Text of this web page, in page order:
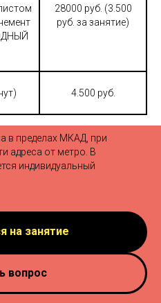
28000 руб. (3.500
руб. за занятие)
4.500 руб.
в пределах МКАД, при
адреса от метро. В
индивидуальный
на занятие
вопрос